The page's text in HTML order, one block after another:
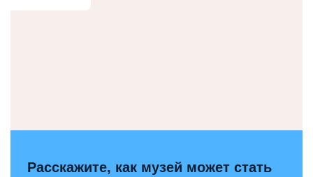
Расскажите, как музей может стать